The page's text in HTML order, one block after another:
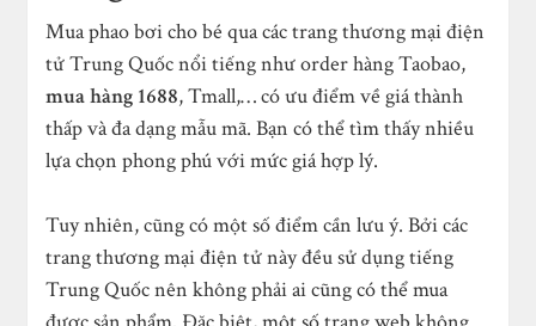
Mua phao bơi cho bé qua các trang thương mại điện
tử Trung Quốc nổi tiếng như order hàng Taobao,
mua hàng 1688, Tmall,… có ưu điểm về giá thành
thấp và đa dạng mẫu mã. Bạn có thể tìm thấy nhiều
lựa chọn phong phú với mức giá hợp lý.
Tuy nhiên, cũng có một số điểm cần lưu ý. Bởi các
trang thương mại điện tử này đều sử dụng tiếng
Trung Quốc nên không phải ai cũng có thể mua